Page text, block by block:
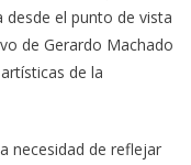
el punto de vista
de Gerardo Machado
de la
necesidad de reflejar